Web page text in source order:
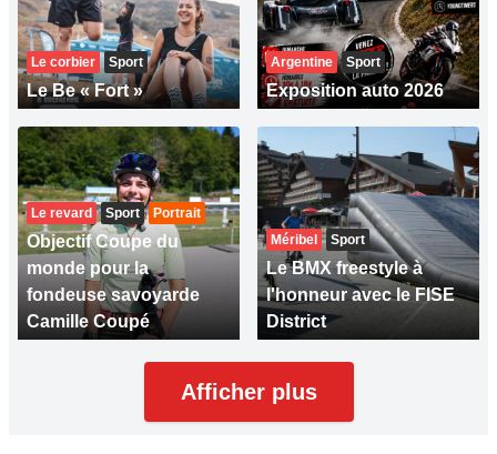
Le corbier Sport
Le Be « Fort »
Argentine Sport
Exposition auto 2026
Le revard Sport Portrait
Objectif Coupe du
monde pour la
fondeuse savoyarde
Camille Coupé
Méribel Sport
Le BMX freestyle à
l'honneur avec le FISE
District
Afficher plus